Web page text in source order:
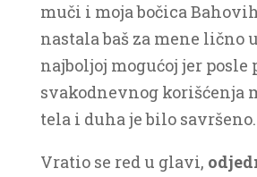
muči i moja bočica
nastala baš za mene lično
najboljoj mogućoj jer posle
svakodnevnog korišćenja
tela i duha je bilo savršeno.
Vratio se red u glavi,